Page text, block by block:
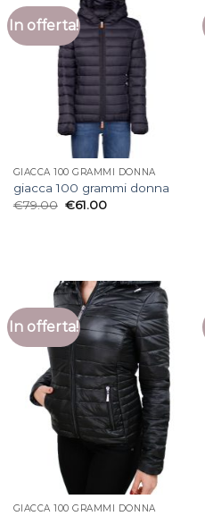
In offerta!
GIACCA 100 GRAMMI DONNA
giacca 100 grammi donna
€79.00 €61.00
In offerta!
GIACCA 100 GRAMMI DONNA